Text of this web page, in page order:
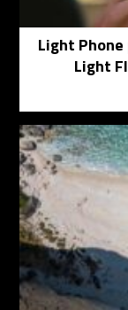
Light
Light